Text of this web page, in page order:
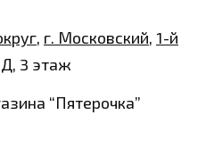
, г. Московский, 1-й
Д, 3 этаж
“Пятерочка”